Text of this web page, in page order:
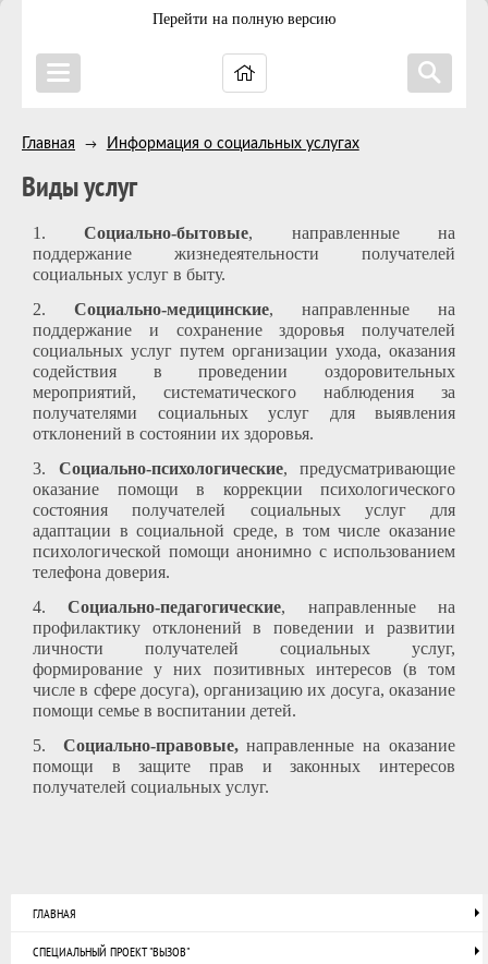
Перейти на полную версию
Главная → Информация о социальных услугах
Виды услуг
1. Социально-бытовые, направленные на
поддержание жизнедеятельности получателей
социальных услуг в быту.
2. Социально-медицинские, направленные на
поддержание и сохранение здоровья получателей
социальных услуг путем организации ухода, оказания
содействия в проведении оздоровительных
мероприятий, систематического наблюдения за
получателями социальных услуг для выявления
отклонений в состоянии их здоровья.
3. Социально-психологические, предусматривающие
оказание помощи в коррекции психологического
состояния получателей социальных услуг для
адаптации в социальной среде, в том числе оказание
психологической помощи анонимно с использованием
телефона доверия.
4. Социально-педагогические, направленные на
профилактику отклонений в поведении и развитии
личности получателей социальных услуг,
формирование у них позитивных интересов (в том
числе в сфере досуга), организацию их досуга, оказание
помощи семье в воспитании детей.
5. Социально-правовые,направленные на оказание
помощи в защите прав и законных интересов
получателей социальных услуг.
ГЛАВНАЯ
СПЕЦИАЛЬНЫЙ ПРОЕКТ "ВЫЗОВ"